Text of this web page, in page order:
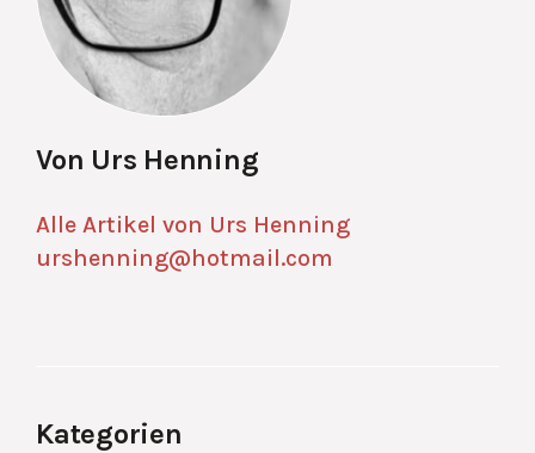
Von Urs Henning
Alle Artikel von Urs Henning
urshenning@hotmail.com
Kategorien